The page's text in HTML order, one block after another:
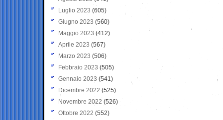
Luglio 2023 (605)
Giugno 2023 (560)
Maggio 2023 (412)
Aprile 2023 (567)
Marzo 2023 (506)
Febbraio 2023 (505)
Gennaio 2023 (541)
Dicembre 2022 (525)
Novembre 2022 (526)
Ottobre 2022 (552)